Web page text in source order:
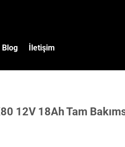
Blog İletişim
12V 18Ah Tam